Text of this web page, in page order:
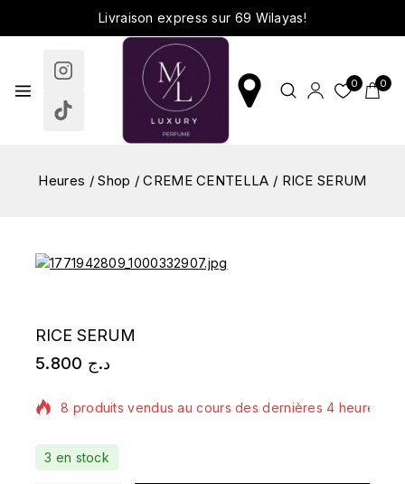
Livraison express sur 69 Wilayas!
0 0
Heures / Shop / CREME CENTELLA / RICE SERUM
RICE SERUM
د.ج
8 produits vendus au cours des dernières 4 heures
Vente rapide ! Plus de 8 personnes ont dans leur
panier
3 en stock